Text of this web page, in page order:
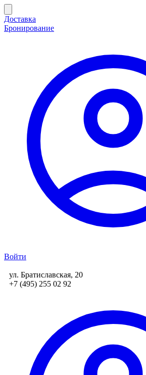
Доставка
Бронирование
Войти
ул. Братиславская, 20
+7 (495) 255 02 92